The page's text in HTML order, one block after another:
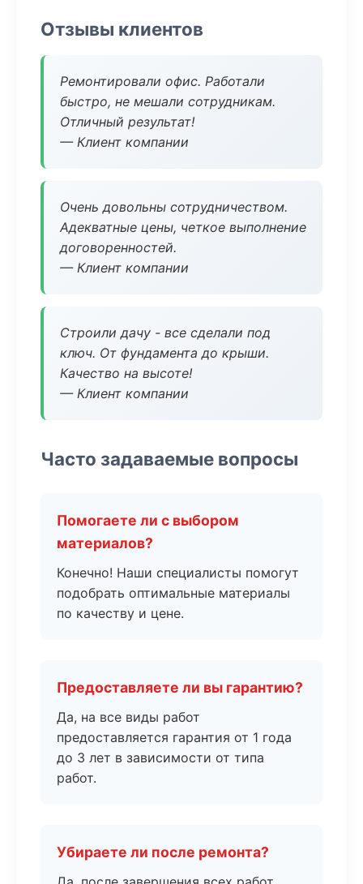
Отзывы клиентов
Ремонтировали офис. Работали
быстро, не мешали сотрудникам.
Отличный результат!
— Клиент компании
Очень довольны сотрудничеством.
Адекватные цены, четкое выполнение
договоренностей.
— Клиент компании
Строили дачу - все сделали под
ключ. От фундамента до крыши.
Качество на высоте!
— Клиент компании
Часто задаваемые вопросы
Помогаете ли с выбором
материалов?
Конечно! Наши специалисты помогут
подобрать оптимальные материалы
по качеству и цене.
Предоставляете ли вы гарантию?
Да, на все виды работ
предоставляется гарантия от 1 года
до 3 лет в зависимости от типа
работ.
Убираете ли после ремонта?